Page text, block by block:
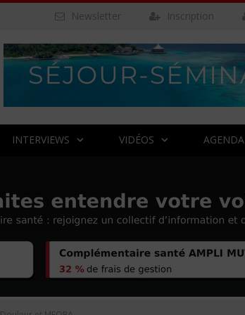
Inscription
Newsletter
INTERVIEWS VIDÉOS AGENDA